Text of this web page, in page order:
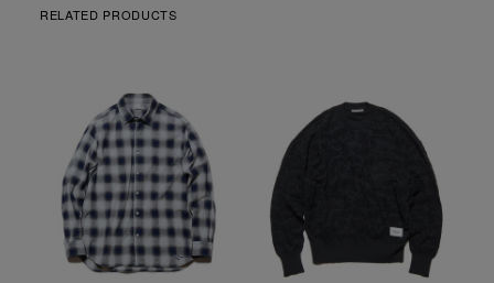
RELATED PRODUCTS